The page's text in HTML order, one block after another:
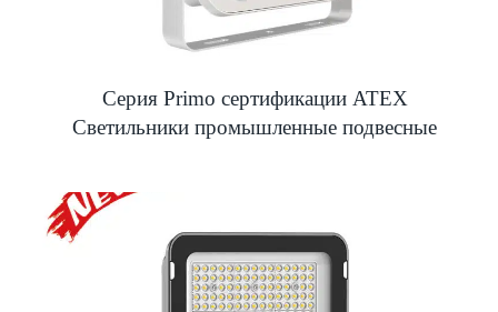
Серия Primo сертификации ATEX
Светильники промышленные подвесные